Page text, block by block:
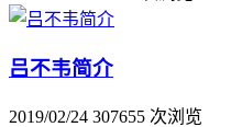
吕不韦简介
2019/02/24 307655 次浏览